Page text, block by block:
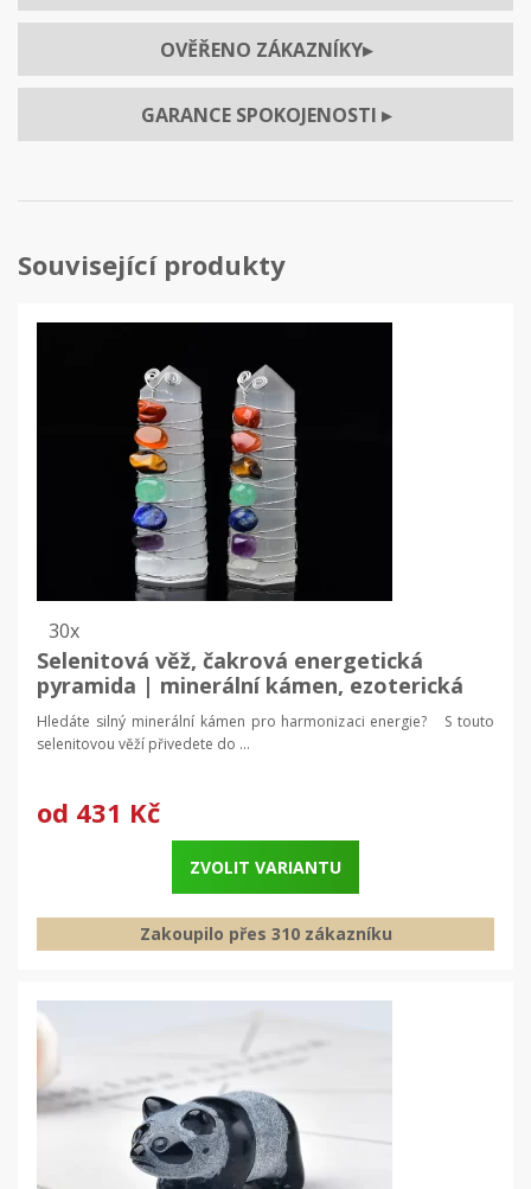
OVĚŘENO ZÁKAZNÍKY▸
GARANCE SPOKOJENOSTI ▸
Související produkty
30x
Selenitová věž, čakrová energetická
pyramida | minerální kámen, ezoterická
dekorace
Hledáte silný minerální kámen pro harmonizaci energie? S touto
selenitovou věží přivedete do ...
od 431 Kč
ZVOLIT VARIANTU
Zakoupilo přes 310 zákazníku